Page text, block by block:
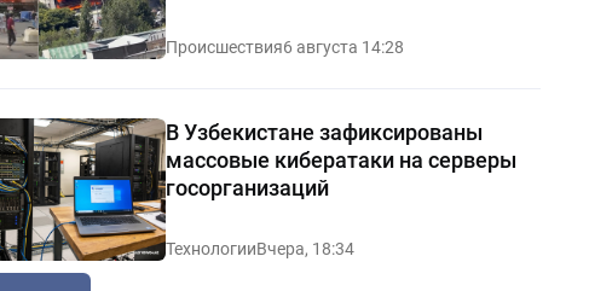
Происшествия6 августа 14:28
В Узбекистане зафиксированы
массовые кибератаки на серверы
госорганизаций
ТехнологииВчера, 18:34